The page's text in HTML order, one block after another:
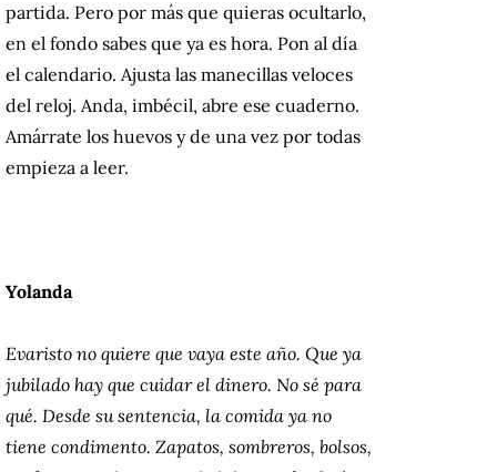
partida. Pero por más que quieras ocultarlo,
en el fondo sabes que ya es hora. Pon al día
el calendario. Ajusta las manecillas veloces
del reloj. Anda, imbécil, abre ese cuaderno.
Amárrate los huevos y de una vez por todas
empieza a leer.
Yolanda
Evaristo no quiere que vaya este año. Que ya
jubilado hay que cuidar el dinero. No sé para
qué. Desde su sentencia, la comida ya no
tiene condimento. Zapatos, sombreros, bolsos,